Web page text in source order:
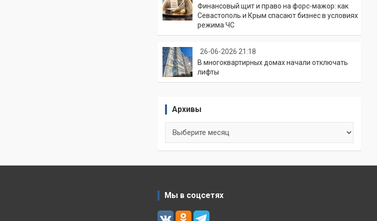
Финансовый щит и право на форс-мажор: как
Севастополь и Крым спасают бизнес в условиях
режима ЧС
26-06-2026 21:18
В многоквартирных домах начали отключать
лифты
Архивы
Мы в соцсетях